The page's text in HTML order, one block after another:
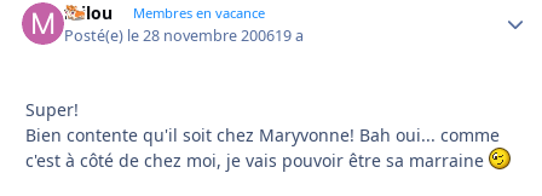
milou Membres en vacance
Posté(e) le 28 novembre 200619 a
Super!
Bien contente qu'il soit chez Maryvonne! Bah oui... comme
c'est à côté de chez moi, je vais pouvoir être sa marraine